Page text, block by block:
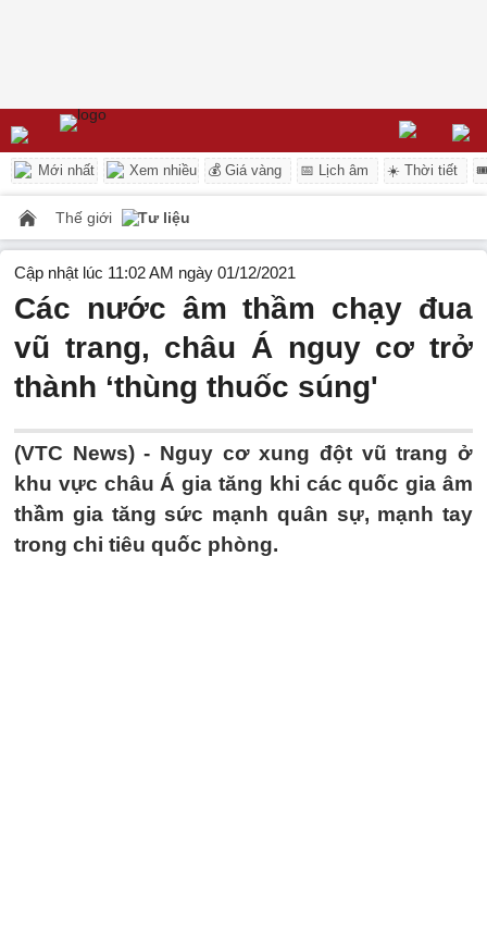
Mới nhất Xem nhiều 💰 Giá vàng 📅 Lịch âm ☀️ Thời tiết
Thế giới Tư liệu
Cập nhật lúc 11:02 AM ngày 01/12/2021
Các nước âm thầm chạy đua
vũ trang, châu Á nguy cơ trở
thành ‘thùng thuốc súng'
(VTC News) - Nguy cơ xung đột vũ trang ở
khu vực châu Á gia tăng khi các quốc gia âm
thầm gia tăng sức mạnh quân sự, mạnh tay
trong chi tiêu quốc phòng.